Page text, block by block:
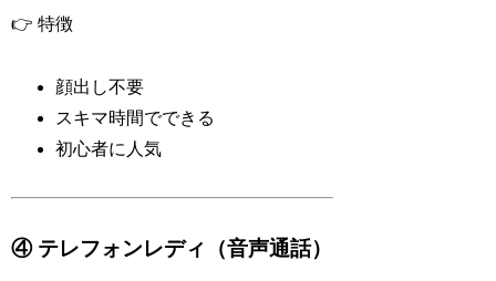
👉 特徴
顔出し不要
スキマ時間でできる
初心者に人気
④ テレフォンレディ（音声通話）